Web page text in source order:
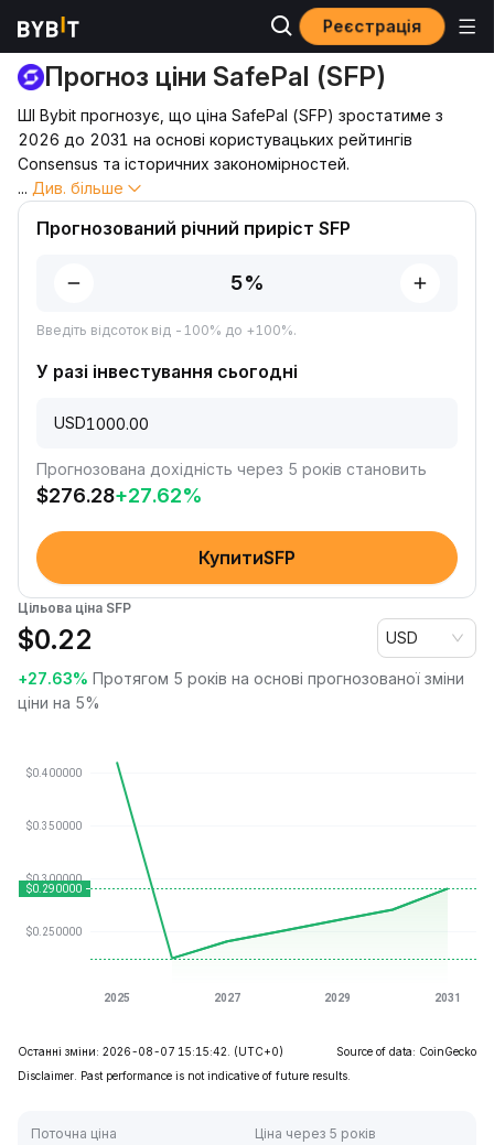
Реєстрація
Прогноз ціни
Прогноз ціни SafePal (SFP)
ШІ Bybit прогнозує, що ціна SafePal (SFP) зростатиме з
2026 до 2031 на основі користувацьких рейтингів
Consensus та історичних закономірностей.
... Див. більше
Прогнозований річний приріст SFP
Введіть відсоток від -100% до +100%.
У разі інвестування сьогодні
USD
Прогнозована дохідність через 5 років становить
$276.28+27.62%
КупитиSFP
Цільова ціна SFP
$0.22 USD
+27.63% Протягом 5 років на основі прогнозованої зміни
ціни на 5%
Останні зміни: 2026-08-07 15:15:42. (UTC+0)
Source of data: CoinGecko
Disclaimer. Past performance is not indicative of future results.
Поточна ціна Ціна через 5 років